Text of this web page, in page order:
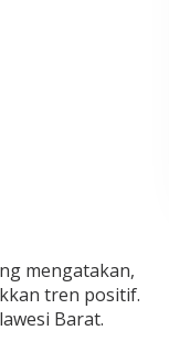
mengatakan,
tren positif.
Barat.